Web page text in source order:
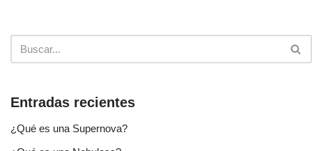
Entradas recientes
¿Qué es una Supernova?